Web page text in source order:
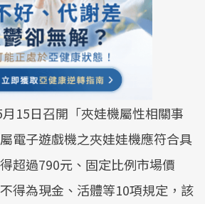
15日召開「夾娃機屬性相關事
電子遊戲機之夾娃娃機應符合具
超過790元、固定比例市場價
得為現金、活體等10項規定，該